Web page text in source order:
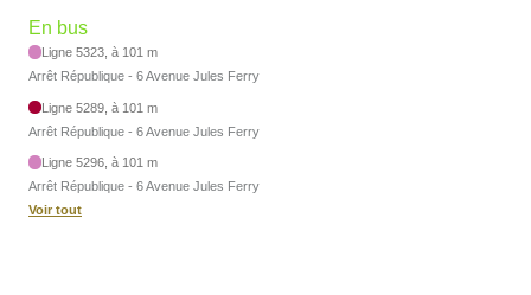
En bus
Ligne 5323, à 101 m
Arrêt République - 6 Avenue Jules Ferry
Ligne 5289, à 101 m
Arrêt République - 6 Avenue Jules Ferry
Ligne 5296, à 101 m
Arrêt République - 6 Avenue Jules Ferry
Voir tout